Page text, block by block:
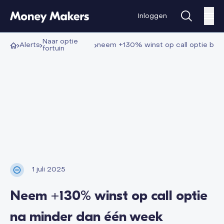
Inloggen
alerts
optie
fortuin
neem +130% winst op call optie
1 juli 2025
Neem +130% winst op call optie
na minder dan één week